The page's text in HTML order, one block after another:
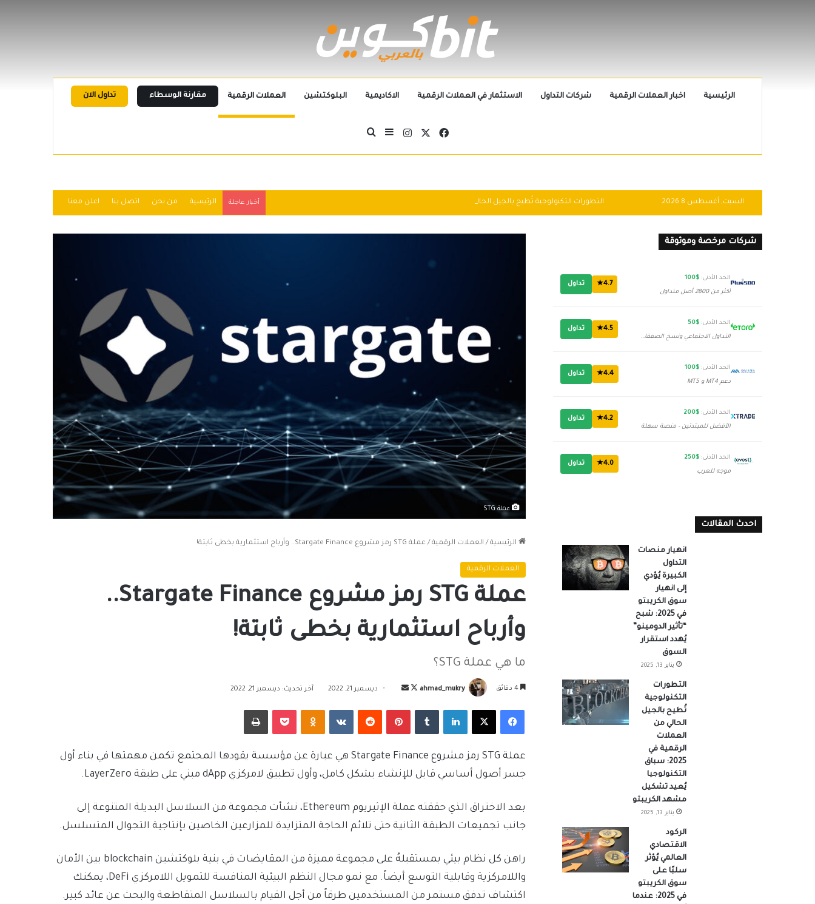
الرئيسية تداول الان اخبار العملات الرقمية شركات التداول الاستثمار في العملات الرقمية الاكاديمية البلوكتشين العملات الرقمية مقارنة الوسطاء
فيسبوكانستقرامإضافة عمود جانبي
بحث عن
السبت, أغسطس 8 2026 أخبار عاجلة الرئيسية من نحن اتصل بنا اعلن معنا
عملة STG
الرئيسية / العملات الرقمية / عملة STG رمز مشروع Stargate Finance.. وأرباح استثمارية بخطى ثابتة!
العملات الرقمية
عملة STG رمز مشروع Stargate Finance..
وأرباح استثمارية بخطى ثابتة!
ما هي عملة STG؟
ahmad_mukry
تابعأرسل
إلكترونيا
ديسمبر 21, 2022 آخر تحديث: ديسمبر 21, 2022
فيسبوك ‫X لينكدإن بينتيريست Odnoklassniki
‫Pocket طباعة
عملة STG رمز مشروع Stargate Finance هي عبارة عن مؤسسة يقودها المجتمع تكمن مهمتها في بناء أول
جسر أصول أساسي قابل للإنشاء بشكل كامل، وأول تطبيق لامركزي dApp مبني على طبقة LayerZero.
بعد الاختراق الذي حققته عملة الإثيريوم Ethereum، نشأت مجموعة من السلاسل البديلة المتنوعة إلى
جانب تجميعات الطبقة الثانية حتى تلائم الحاجة المتزايدة للمزارعين الخاصين بإنتاجية التجوال المتسلسل.
راهن كل نظام بيئي بمستقبلهُ على مجموعة مميزة من المقايضات في بنية بلوكتشين blockchain بين الأمان
واللامركزية وقابلية التوسع أيضاً. مع نمو مجال النظم البيئية المنافسة للتمويل اللامركزي DeFi، يمكنك
اكتشاف تدفق مستمر من المستخدمين طرقاً من أجل القيام بالسلاسل المتقاطعة والبحث عن عائد كبير.
شركات مرخصة وموثوقة
الحد الأدنى: $100
أكثر من 2800 أصل متداول
4.7★ تداول
الحد الأدنى: $50
التداول الاجتماعي ونسخ الصفقات
4.5★ تداول
الحد الأدنى: $100
دعم MT4 و MT5
4.4★ تداول
الحد الأدنى: $200
الأفضل للمبتدئين - منصة سهلة
4.2★ تداول
الحد الأدنى: $250
موجه للعرب
4.0★ تداول
احدث المقالات
انهيار منصات
التداول
الكبيرة يُؤدي
إلى انهيار
سوق الكريبتو
في 2025: شبح
“تأثير الدومينو”
يُهدد استقرار
السوق
يناير 13, 2025
التطورات
التكنولوجية
تُطيح بالجيل
الحالي من
العملات
الرقمية في
2025: سباق
التكنولوجيا
يُعيد تشكيل
مشهد الكريبتو
يناير 13, 2025
الركود
الاقتصادي
العالمي يُؤثر
سلبًا على
سوق الكريبتو
في 2025: عندما